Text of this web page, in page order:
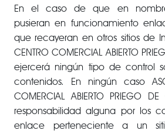
En el caso de que en
pusieran en funcionamiento
que recayeran en otros sitios de
CENTRO COMERCIAL ABIERTO
ejercerá ningún tipo de control
contenidos. En ningún caso
COMERCIAL ABIERTO PRIEGO
responsabilidad alguna por los
enlace perteneciente a un